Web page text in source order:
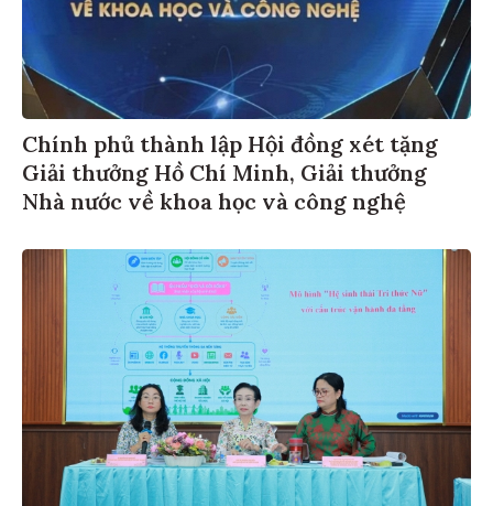
Chính phủ thành lập Hội đồng xét tặng
Giải thưởng Hồ Chí Minh, Giải thưởng
Nhà nước về khoa học và công nghệ